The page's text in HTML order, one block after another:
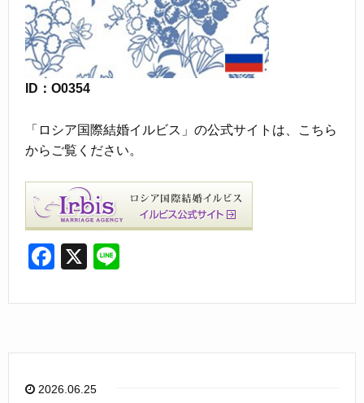
ID：O0354
「ロシア国際結婚イルビス」の公式サイトは、こちら
からご覧ください。
F
c
b
o
X
e
2026.06.25